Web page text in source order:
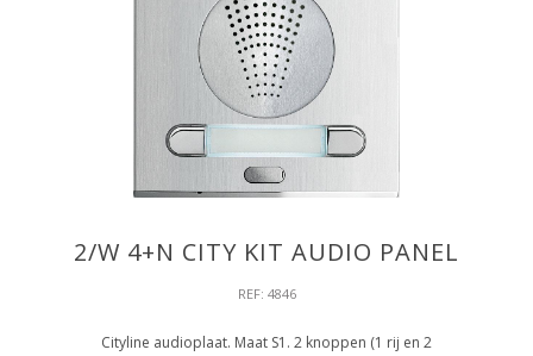
2/W 4+N CITY KIT AUDIO PANEL
REF: 4846
Cityline audioplaat. Maat S1. 2 knoppen (1 rij en 2